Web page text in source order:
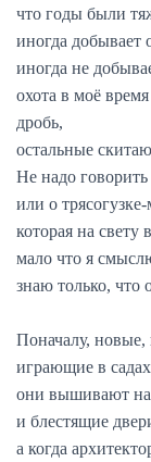
что годы были
иногда добывает
иногда не
охота в моё
дробь,
остальные
Не надо
или о
которая на
мало что я
знаю только,
Поначалу,
играющие в
они вышивают на
и блестящие
а когда